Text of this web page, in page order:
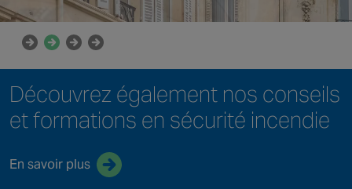
Découvrez également nos conseils
et formations en sécurité incendie
En savoir plus